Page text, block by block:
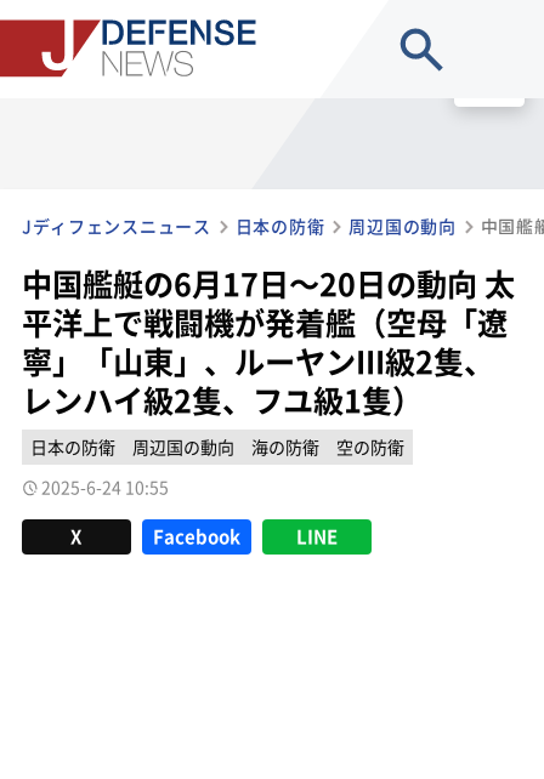
Jディフェンスニュース 日本の防衛 周辺国の動向
中国艦艇の6月17日～20日の動向 太
平洋上で戦闘機が発着艦（空母「遼
寧」「山東」、ルーヤンIII級2隻、
レンハイ級2隻、フユ級1隻）
日本の防衛 周辺国の動向 海の防衛
空の防衛
2025-6-24 10:55
X Facebook LINE